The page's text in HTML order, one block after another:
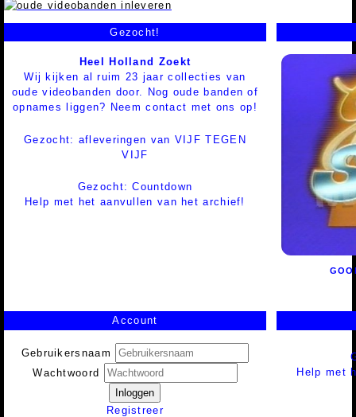
Gezocht!
Heel Holland Zoekt
Wij kijken al ruim 23 jaar collecties van
oude videobanden door. Nog oude banden of
opnames liggen? Neem contact met ons op!
Gezocht: afleveringen van VIJF TEGEN
VIJF
Gezocht: Countdown
Help met het aanvullen van het archief!
Account
Gebruikersnaam
Wachtwoord
Inloggen
Registreer
Help met